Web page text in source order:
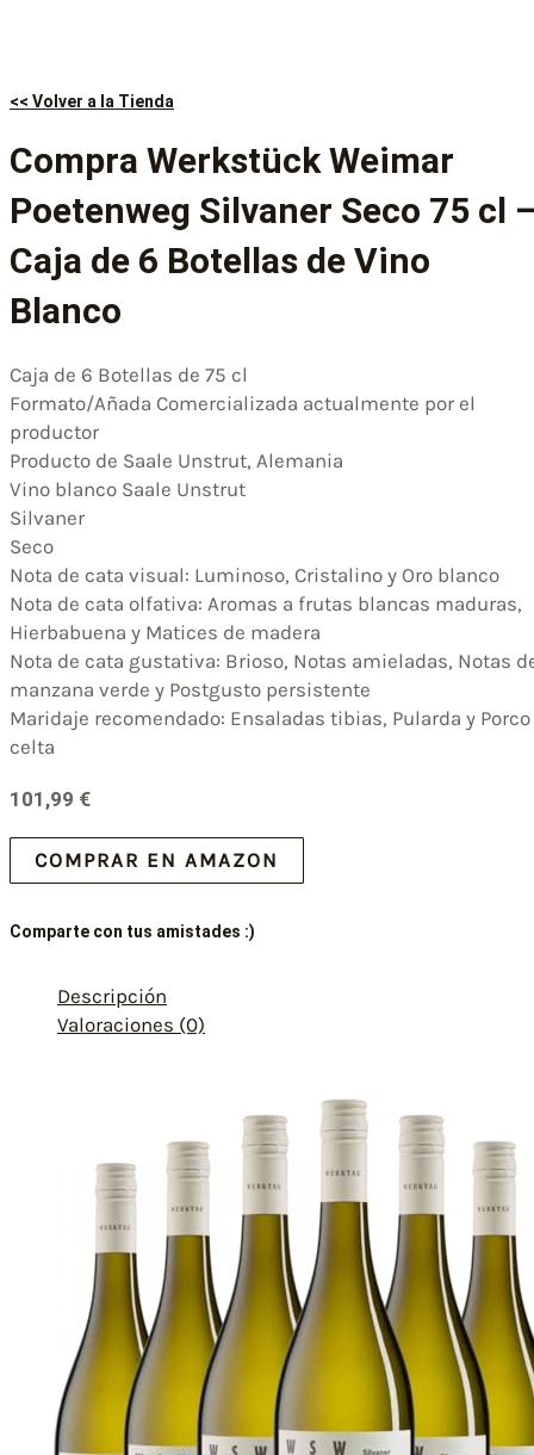
<< Volver a la Tienda
Compra Werkstück Weimar
Poetenweg Silvaner Seco 75 cl
Caja de 6 Botellas de Vino
Blanco
Caja de 6 Botellas de 75 cl
Formato/Añada Comercializada actualmente por el
productor
Producto de Saale Unstrut, Alemania
Vino blanco Saale Unstrut
Silvaner
Seco
Nota de cata visual: Luminoso, Cristalino y Oro blanco
Nota de cata olfativa: Aromas a frutas blancas maduras,
Hierbabuena y Matices de madera
Nota de cata gustativa: Brioso, Notas amieladas, Notas
manzana verde y Postgusto persistente
Maridaje recomendado: Ensaladas tibias, Pularda y Porco
celta
101,99 €
COMPRAR EN AMAZON
Comparte con tus amistades :)
Descripción
Valoraciones (0)